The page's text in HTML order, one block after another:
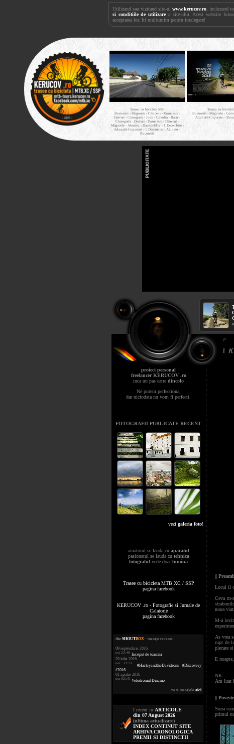
Utilizand sau vizitand site-ulwww.kerucov.ro , incluzand
si conditiile de utilizare a site-ului. Acest website
acceptarea lor. Iti multumim pentru intelegere!
Traseu cu bicicleta SSP
Bucuresti - Magurele - Clinceni - Domnesti -
Darvari - Ciorogarla - Joita - Cosoba - Bacu -
Ciorogarla - Darvari - Domnesti - Clinceni -
Magurele - Alunisu - Darasti-Ilfov - 1 Decembrie -
Adunatii-Copaceni - 1 Decembrie - Alunisu -
Bucuresti
Traseu cu
Bucuresti - Magurele -
Adunatii-Copaceni -
proiect personal
freelancer KERUCOV .ro
inca un pas catre dincolo
Ne putem perfectiona,
dar niciodata nu vom fi perfecti.
FOTOGRAFII PUBLICATE RECENT
vezi galeria foto!
amatorul se lauda cu aparatul
pasionatul se lauda cu tehnica
fotograful vede doarlumina
Trasee cu bicicleta MTB XC / SSP
pagina facebook
KERUCOV .ro - Fotografie si Jurnale de
Calatorie
pagina facebook
the.SHOUTBOX - mesaje recente
09 septembrie 2016
ora 23:46 Inceput de toamna
20 iulie 2016
ora 11:31
#HarleyandtheDavidsons #Discovery
#2016
01 aprilie 2016
ora 02:15 Velodromul Dinamo
toate mesajele aici
! recent in ARTICOLE
din 07 August 2026
(ultima actualizare)
INDEX CONTINUT SITE
ARHIVA CRONOLOGICA
PREMII SI DISTINCTII
||
Locul il
Ceva m-
noua
M-a lovit
As vrea
rupt de
plecare
E
NK:
Am luat
||
Suna
primul